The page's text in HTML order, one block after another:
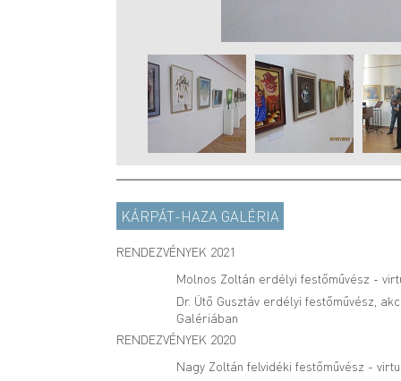
KÁRPÁT-HAZA GALÉRIA
RENDEZVÉNYEK 2021
Molnos Zoltán erdélyi festőművész -
Dr. Ütő Gusztáv erdélyi festőművész,
Galériában
RENDEZVÉNYEK 2020
Nagy Zoltán felvidéki festőművész -